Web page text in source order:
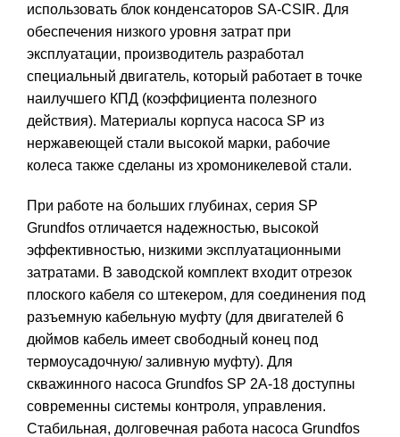
использовать блок конденсаторов SA-CSIR. Для
обеспечения низкого уровня затрат при
эксплуатации, производитель разработал
специальный двигатель, который работает в точке
наилучшего КПД (коэффициента полезного
действия). Материалы корпуса насоса SP из
нержавеющей стали высокой марки, рабочие
колеса также сделаны из хромоникелевой стали.
При работе на больших глубинах, серия SP
Grundfos отличается надежностью, высокой
эффективностью, низкими эксплуатационными
затратами. В заводской комплект входит отрезок
плоского кабеля со штекером, для соединения под
разъемную кабельную муфту (для двигателей 6
дюймов кабель имеет свободный конец под
термоусадочную/ заливную муфту). Для
скважинного насоса Grundfos SP 2A-18 доступны
современны системы контроля, управления.
Стабильная, долговечная работа насоса Grundfos